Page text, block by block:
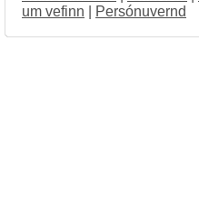
um vefinn
Persónuvernd